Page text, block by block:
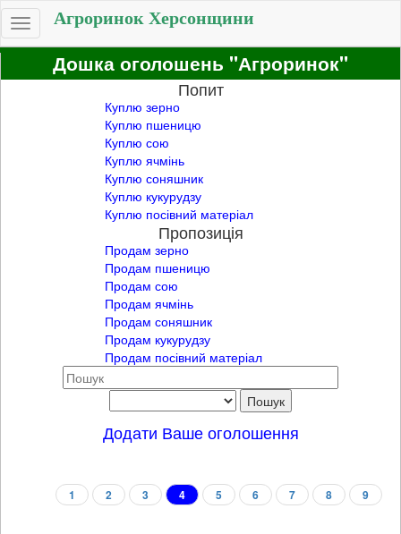
Toggle
navigation
Агроринок Херсонщини
Дошка оголошень "Агроринок"
Попит
Куплю зерно
Куплю пшеницю
Куплю сою
Куплю ячмінь
Куплю соняшник
Куплю кукурудзу
Куплю посівний матеріал
Пропозиція
Продам зерно
Продам пшеницю
Продам сою
Продам ячмінь
Продам соняшник
Продам кукурудзу
Продам посівний матеріал
Додати Ваше оголошення
1 2 3 4 5 6 7 8 9